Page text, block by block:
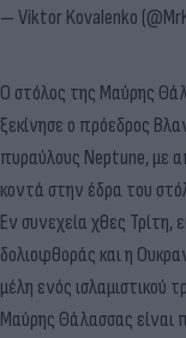
— Viktor Kovalenko
Ο στόλος της Μαύρης
ξεκίνησε ο πρόεδρος
πυραύλους Neptune, με
κοντά στην έδρα του
Εν συνεχεία χθες Τρίτη,
δολιοφθοράς και η
μέλη ενός
Μαύρης Θάλασσας είναι